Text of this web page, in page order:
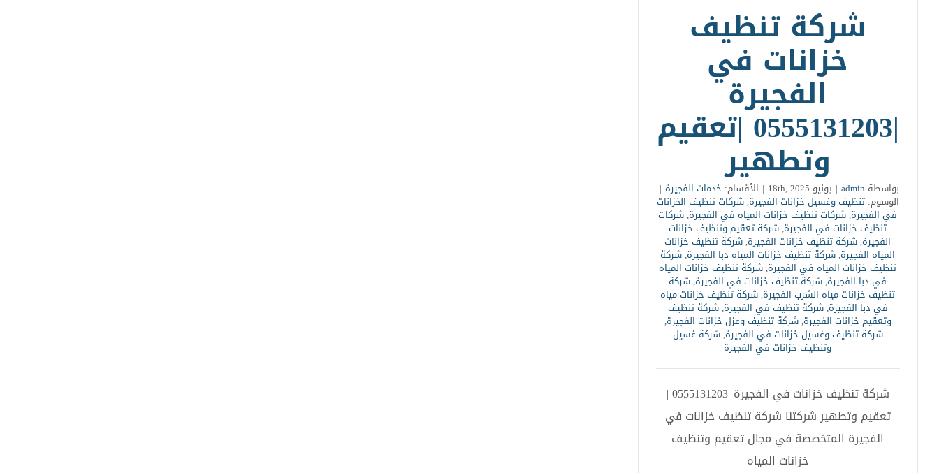
شركة تنظيف
خزانات في
الفجيرة
|0555131203 |تعقيم
وتطهير
بواسطة admin
| يونيو 18th, 2025 | الأقسام: خدمات الفجيرة |
الوسوم:تنظيف وغسيل خزانات الفجيرة,شركات تنظيف الخزانات
في الفجيرة,شركات تنظيف خزانات المياه في الفجيرة,شركات
تنظيف خزانات في الفجيرة,شركة تعقيم وتنظيف خزانات
الفجيرة,شركة تنظيف خزانات الفجيرة,شركة تنظيف خزانات
المياه الفجيرة,شركة تنظيف خزانات المياه دبا الفجيرة,شركة
تنظيف خزانات المياه في الفجيرة,شركة تنظيف خزانات المياه
في دبا الفجيرة,شركة تنظيف خزانات في الفجيرة,شركة
تنظيف خزانات مياه الشرب الفجيرة,شركة تنظيف خزانات مياه
في دبا الفجيرة,شركة تنظيف في الفجيرة,شركة تنظيف
وتعقيم خزانات الفجيرة,شركة تنظيف وعزل خزانات الفجيرة,
شركة تنظيف وغسيل خزانات في الفجيرة,شركة غسيل
وتنظيف خزانات في الفجيرة
شركة تنظيف خزانات في الفجيرة |0555131203 |
تعقيم وتطهير شركتنا شركة تنظيف خزانات في
الفجيرة المتخصصة في مجال تعقيم وتنظيف
خزانات المياه